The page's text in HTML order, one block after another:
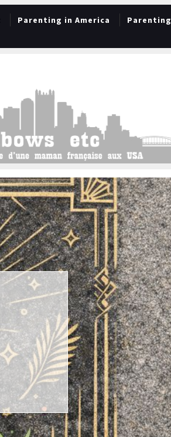
Parenting in America
Parenting
Diderot et l’intelligence artificielle dans ma chambre à coucher